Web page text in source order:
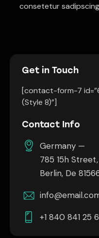
consetetur
Get in Touch
[contact-form-7
(Style 8)”]
Contact Info
Germany —
785 15h
Berlin, De
+1 840 841 25